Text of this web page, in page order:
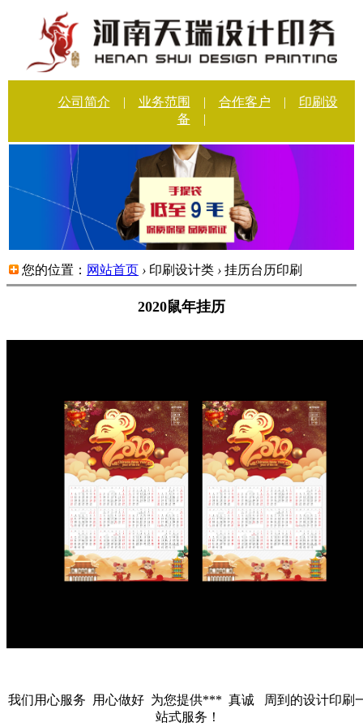
公司简介 | 业务范围 | 合作客户 |
印刷设
备
|
您的位置： 网站首页 › 印刷设计类 › 挂历台历印刷
2020鼠年挂历
我们用心服务 用心做好 为您提供*** 真诚 周到的设计印刷
站式服务！